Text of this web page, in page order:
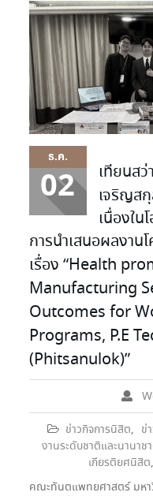
ธ.ค.
02
เทียนส
เจริญส
เนื่องใน
การนำเสนอผลงาน
เรื่อง “Health
Manufacturing
Outcomes for
Programs, P.E
(Phitsanulok)”
ข่าวกิจการนิสิต, ข่
งานระดับชาติและนานาช
เกียรติยศนิสิต,
คณะทันตแพทยศาสตร์ มหา